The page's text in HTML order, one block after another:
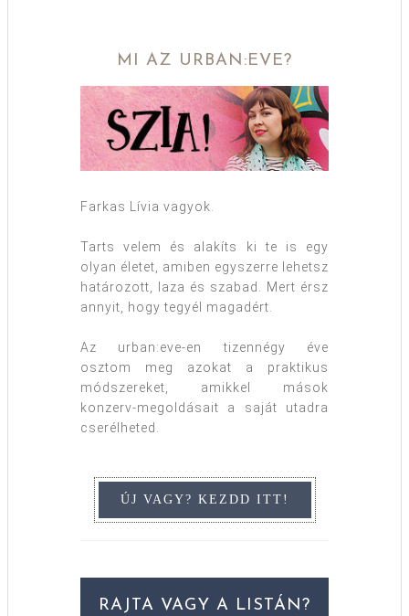
MI AZ URBAN:EVE?
Farkas Lívia vagyok.
Tarts velem és alakíts ki te is egy
olyan életet, amiben egyszerre lehetsz
határozott, laza és szabad. Mert érsz
annyit, hogy tegyél magadért.
Az urban:eve-en tizennégy éve
osztom meg azokat a praktikus
módszereket, amikkel mások
konzerv-megoldásait a saját utadra
cserélheted.
RAJTA VAGY A LISTÁN?